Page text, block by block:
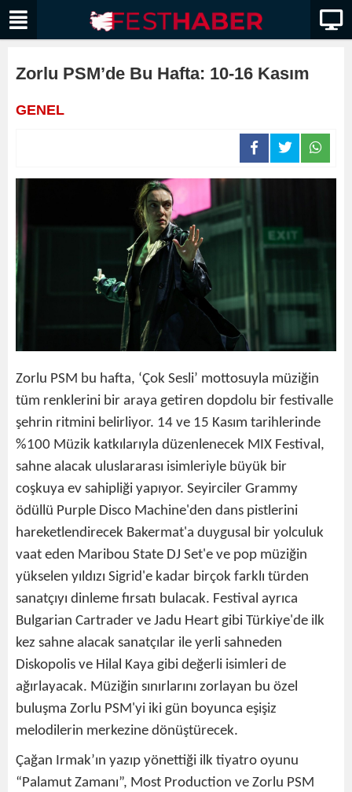
Zorlu PSM’de Bu Hafta: 10-16 Kasım
GENEL
Zorlu PSM bu hafta, ‘Çok Sesli’ mottosuyla müziğin
tüm renklerini bir araya getiren dopdolu bir festivalle
şehrin ritmini belirliyor. 14 ve 15 Kasım tarihlerinde
%100 Müzik katkılarıyla düzenlenecek MIX Festival,
sahne alacak uluslararası isimleriyle büyük bir
coşkuya ev sahipliği yapıyor. Seyirciler Grammy
ödüllü Purple Disco Machine'den dans pistlerini
hareketlendirecek Bakermat'a duygusal bir yolculuk
vaat eden Maribou State DJ Set'e ve pop müziğin
yükselen yıldızı Sigrid'e kadar birçok farklı türden
sanatçıyı dinleme fırsatı bulacak. Festival ayrıca
Bulgarian Cartrader ve Jadu Heart gibi Türkiye'de ilk
kez sahne alacak sanatçılar ile yerli sahneden
Diskopolis ve Hilal Kaya gibi değerli isimleri de
ağırlayacak. Müziğin sınırlarını zorlayan bu özel
buluşma Zorlu PSM'yi iki gün boyunca eşişiz
melodilerin merkezine dönüştürecek.
Çağan Irmak’ın yazıp yönettiği ilk tiyatro oyunu
“Palamut Zamanı”, Most Production ve Zorlu PSM